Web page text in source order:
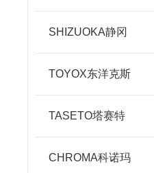
SHIZUOKA静冈
TOYOX东洋克斯
TASETO塔赛特
CHROMA科诺玛